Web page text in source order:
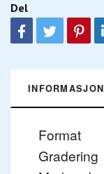
Del
INFORMASJON
Format
Gradering